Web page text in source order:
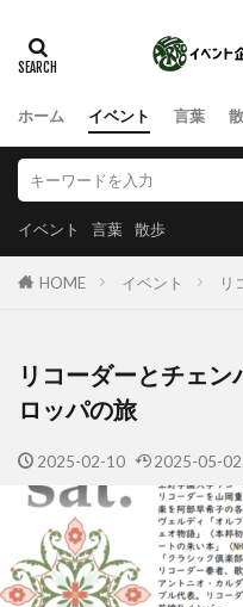
ホーム イベント 言葉
イベント 言葉 散歩
HOME イベント リ
リコーダーとチェ
ロッパの旅
2025-02-10 2025-05-02